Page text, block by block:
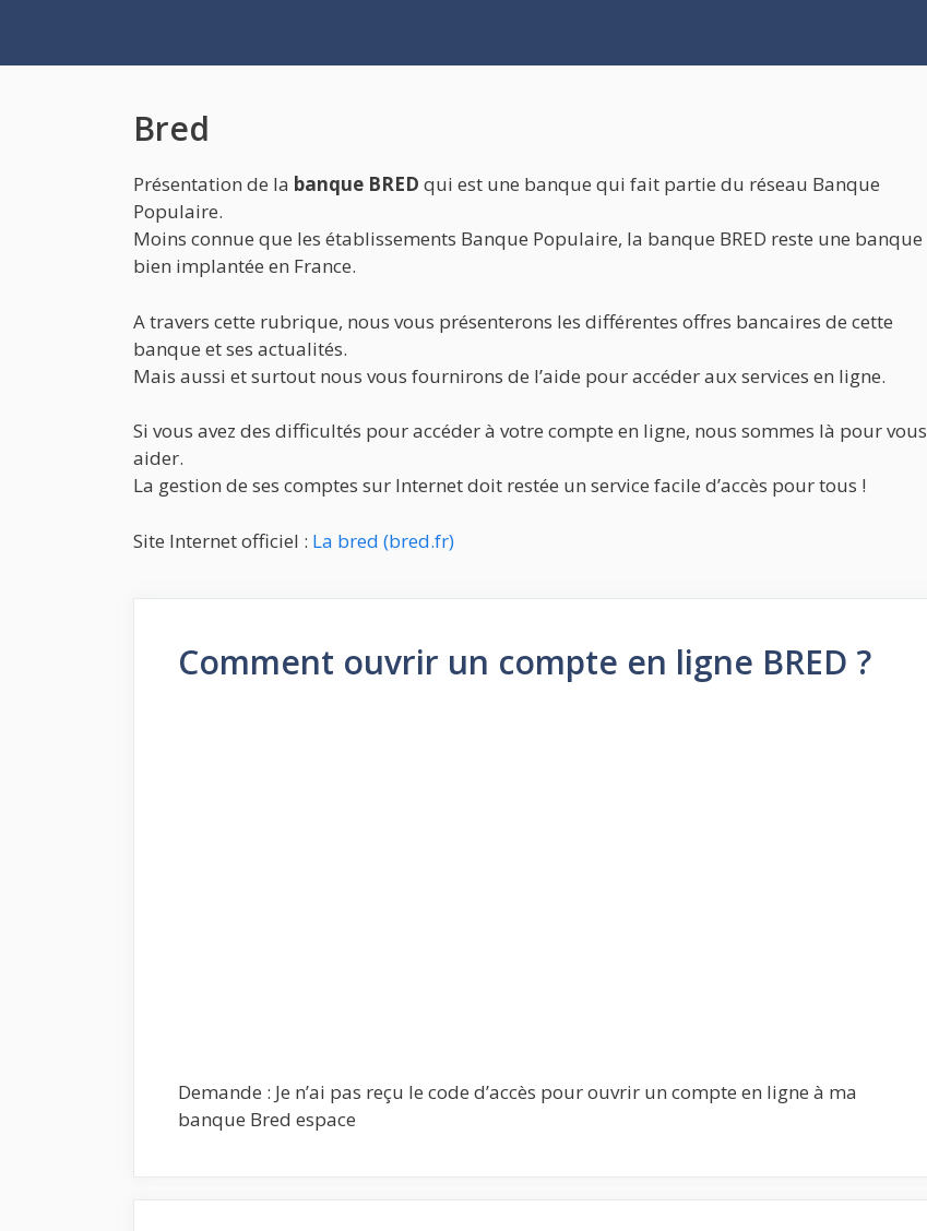
contenu
Bred
Présentation de la banque BRED qui est une banque qui fait partie du réseau Banque
Populaire.
Moins connue que les établissements Banque Populaire, la banque BRED reste une banque
bien implantée en France.
A travers cette rubrique, nous vous présenterons les différentes offres bancaires de cette
banque et ses actualités.
Mais aussi et surtout nous vous fournirons de l’aide pour accéder aux services en ligne.
Si vous avez des difficultés pour accéder à votre compte en ligne, nous sommes là pour vous
aider.
La gestion de ses comptes sur Internet doit restée un service facile d’accès pour tous !
Site Internet officiel : La bred (bred.fr)
Comment ouvrir un compte en ligne BRED ?
Demande : Je n’ai pas reçu le code d’accès pour ouvrir un compte en ligne à ma
banque Bred espace